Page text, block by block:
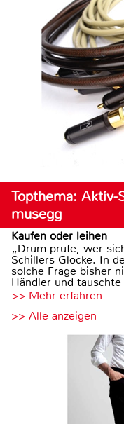
Topthema: Aktiv-
musegg
Kaufen oder leihen
„Drum prüfe, wer
Schillers Glocke. In
solche Frage bisher
Händler und
>> Mehr erfahren
>> Alle anzeigen